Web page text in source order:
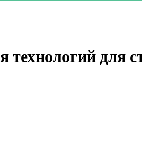
технологий для